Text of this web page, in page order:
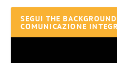
SEGUI THE
COMUNICAZIONE